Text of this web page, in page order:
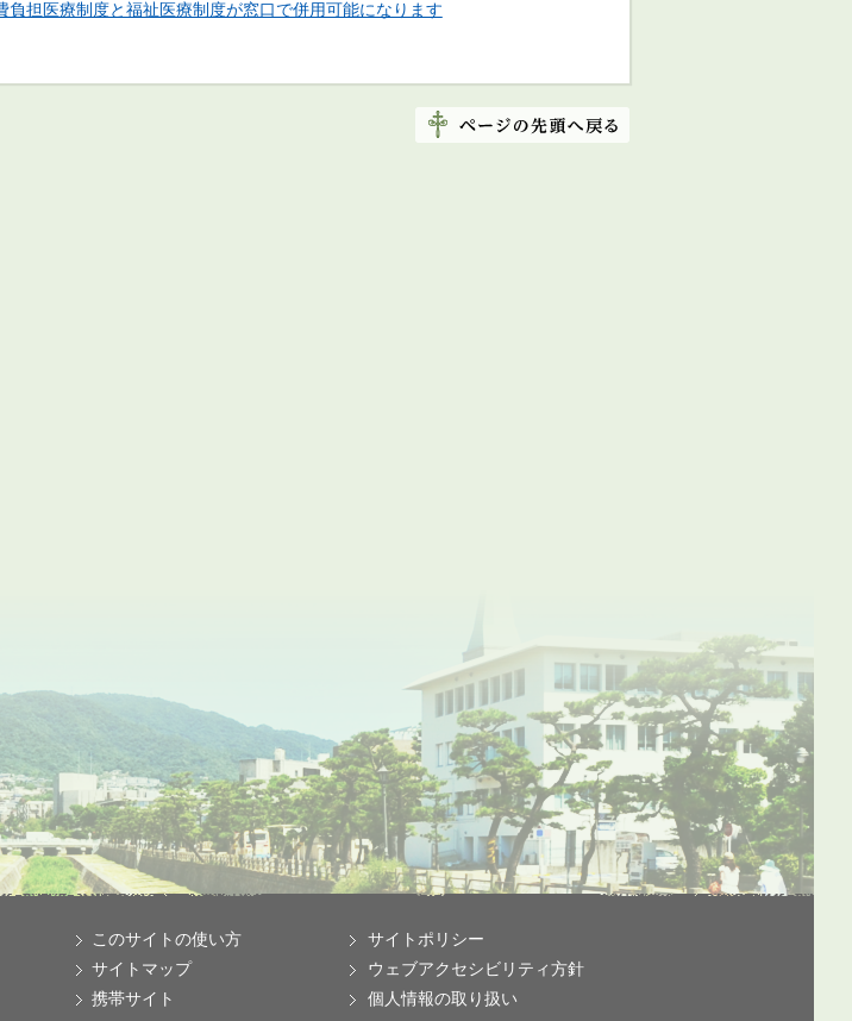
負担医療制度と福祉医療制度が窓口で併用可能になります
このサイトの使い方
サイトマップ
携帯サイト
サイトポリシー
ウェブアクセシビリティ方針
個人情報の取り扱い